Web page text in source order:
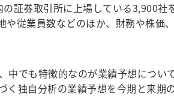
証券取引所に上場している3,900社
従業員数などのほか、財務や株価
でも特徴的なのが業績予想につい
く独自分析の業績予想を今期と来期